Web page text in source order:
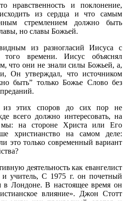
нравственность и поклонение,
из сердца и что самым
стремлением должно быть
но славы Божьей.
из разногласий Иисуса с
того времени. Иисус объяснял
что они не знали силы Божьей, а,
Он утверждал, что источником
быть” только Божье Слово без
из этих споров до сих пор не
всего должно интересовать, на
мы: на стороне Христа или Его
христиан­ство на самом деле:
это только совре­менный вариант
деятельность как евангелист
и учитель, С 1975 г. он почетный
Лондоне. В настоящее время он
влияние». Джон Стотт